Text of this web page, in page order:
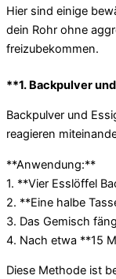
Hier sind einige
dein Rohr ohne
freizubekommen.
**1. Backpulver
Backpulver und
reagieren
**Anwendung:**
1. **Vier Esslöffel
2. **Eine halbe
3. Das Gemisch
4. Nach etwa **15
Diese Methode ist